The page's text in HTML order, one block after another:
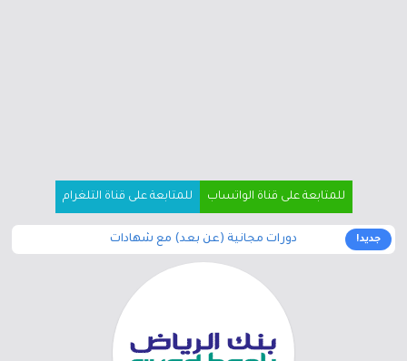
للمتابعة على قناة الواتساب للمتابعة على قناة التلغرام
جديد! دورات مجانية (عن بعد) مع شهادات